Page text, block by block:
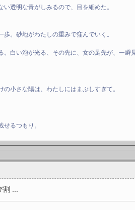
透明な青がしみるので、目を細めた。
。砂地がわたしの重みで窪んでいく。
白い泡が光る、その先に、女の足先が、一瞬
小さな陽は、わたしにはまぶしすぎて。
るつもり。
...